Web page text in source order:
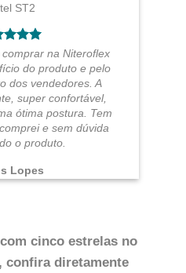
na Niteroflex
do produto e pelo
dos vendedores. A
super confortável,
ótima postura. Tem
e sem dúvida
o produto.
Lopes
cinco estrelas no
confira diretamente